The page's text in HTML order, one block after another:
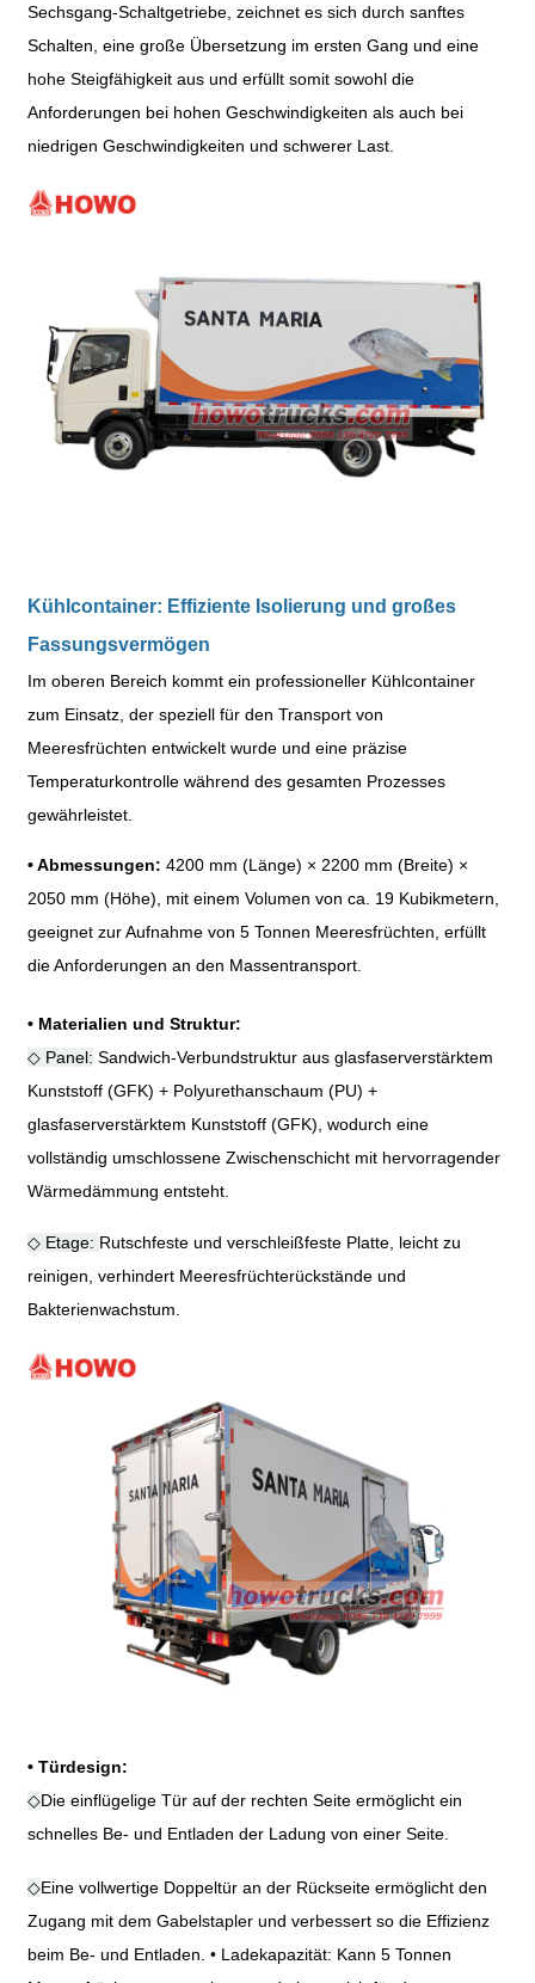
Sechsgang-Schaltgetriebe, zeichnet es sich durch sanftes
Schalten, eine große Übersetzung im ersten Gang und eine
hohe Steigfähigkeit aus und erfüllt somit sowohl die
Anforderungen bei hohen Geschwindigkeiten als auch bei
niedrigen Geschwindigkeiten und schwerer Last.
Kühlcontainer: Effiziente Isolierung und großes
Fassungsvermögen
Im oberen Bereich kommt ein professioneller Kühlcontainer
zum Einsatz, der speziell für den Transport von
Meeresfrüchten entwickelt wurde und eine präzise
Temperaturkontrolle während des gesamten Prozesses
gewährleistet.
•Abmessungen: 4200 mm (Länge) × 2200 mm (Breite) ×
2050 mm (Höhe), mit einem Volumen von ca. 19 Kubikmetern,
geeignet zur Aufnahme von 5 Tonnen Meeresfrüchten, erfüllt
die Anforderungen an den Massentransport.
• Materialien und Struktur:
◇ Panel: Sandwich-Verbundstruktur aus glasfaserverstärktem
Kunststoff (GFK) + Polyurethanschaum (PU) +
glasfaserverstärktem Kunststoff (GFK), wodurch eine
vollständig umschlossene Zwischenschicht mit hervorragender
Wärmedämmung entsteht.
◇ Etage: Rutschfeste und verschleißfeste Platte, leicht zu
reinigen, verhindert Meeresfrüchterückstände und
Bakterienwachstum.
• Türdesign:
◇Die einflügelige Tür auf der rechten Seite ermöglicht ein
schnelles Be- und Entladen der Ladung von einer Seite.
◇Eine vollwertige Doppeltür an der Rückseite ermöglicht den
Zugang mit dem Gabelstapler und verbessert so die Effizienz
beim Be- und Entladen.• Ladekapazität: Kann 5 Tonnen